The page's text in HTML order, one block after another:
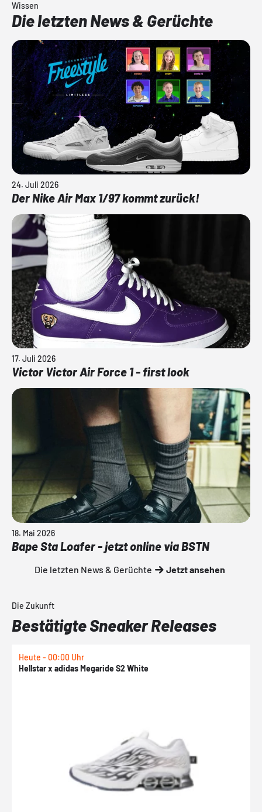
Wissen
Die letzten News & Gerüchte
24. Juli 2026
Der Nike Air Max 1/97 kommt zurück!
17. Juli 2026
Victor Victor Air Force 1 - first look
18. Mai 2026
Bape Sta Loafer - jetzt online via BSTN
Die letzten News & Gerüchte Jetzt ansehen
Die Zukunft
Bestätigte Sneaker Releases
Heute - 00:00 Uhr
Hellstar x adidas Megaride S2 White